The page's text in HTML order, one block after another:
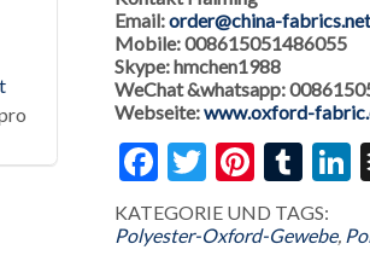
Email:order@china-fabrics.net
Mobile: 008615051486055
Skype: hmchen1988
WeChat &whatsapp:
Webseite:www.oxford-
Facebook
Twitter
KATEGORIE UND TAGS:
Polyester-Oxford-Gewebe,